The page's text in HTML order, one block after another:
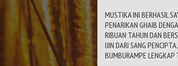
MUSTIKA INI BERHASIL
PENARIKAN GHAIB
RIBUAN TAHUN DAN
IJIN DARI SANG
BUMBURAMPE LENGKAP